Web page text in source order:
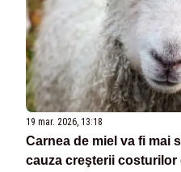
19 mar. 2026, 13:18
Carnea de miel va fi mai
cauza creşterii costurilor